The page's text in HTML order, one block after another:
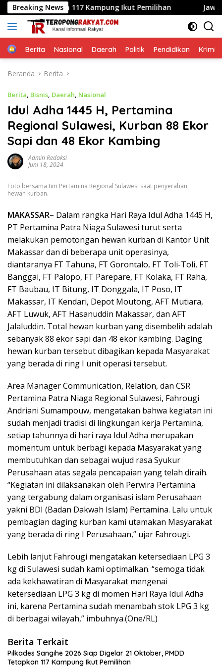
Langsung
ke
konten
Breaking News117 Kampung Ikut Pemilihan Jawab Keluhan
HomeBerita Nasional Daerah Politik Pendidikan
Beranda Berita
Berita, Bisnis, Daerah, Nasional
Idul Adha 1445 H, Pertamina
Regional Sulawesi, Kurban 88 Ekor
Sapi dan 48 Ekor Kambing
Admin Redaksi
Juni 18, 2024
Foto bersama tim Pertamina Regional Sulawesi saat penyerahan
hewan kurban.
MAKASSAR– Dalam rangka Hari Raya Idul Adha 1445 H,
PT Pertamina Patra Niaga Sulawesi turut serta
melakukan pemotongan hewan kurban di Kantor Unit
Makassar dan di beberapa unit operasinya,
diantaranya FT Tahuna, FT Gorontalo, FT Toli-Toli, FT
Banggai, FT Palopo, FT Parepare, FT Kolaka, FT Raha,
FT Baubau, IT Bitung, IT Donggala, IT Poso, IT
Makassar, IT Kendari, Depot Moutong, AFT Mutiara,
AFT Luwuk, AFT Hasanuddin Makassar, dan AFT
Jalaluddin. Total hewan kurban yang disembelih adalah
sebanyak 88 ekor sapi dan 48 ekor kambing. Daging
hewan kurban tersebut dibagikan kepada Masyarakat
yang berada di ring I unit operasi tersebut.
Area Manager Communication, Relation, dan CSR
Pertamina Patra Niaga Regional Sulawesi, Fahrougi
Andriani Sumampouw, mengatakan bahwa kegiatan ini
sudah menjadi tradisi di lingkungan kerja Pertamina,
setiap tahunnya di hari raya Idul Adha merupakan
momentum untuk berbagi kepada Masyarakat yang
membutuhkan dan sebagai wujud rasa Syukur
Perusahaan atas segala pencapaian yang telah diraih.
“Kegiatan ini dilaksanakan oleh Perwira Pertamina
yang tergabung dalam organisasi islam Perusahaan
yakni BDI (Badan Dakwah Islam) Pertamina. Lalu untuk
pembagian daging kurban kami utamakan Masyarakat
yang berada di ring I Perusahaan,” ujar Fahrougi.
Lebih lanjut Fahrougi mengatakan ketersediaan LPG 3
kg di Sulawesi sudah kami optimalkan. “semoga tidak
ada kekhawatiran di Masyarakat mengenai
ketersediaan LPG 3 kg di momen Hari Raya Idul Adha
ini, karena Pertamina sudah menambah stok LPG 3 kg
di berbagai wilayah,” imbuhnya.(One/RL)
Berita Terkait
Pilkades Sangihe 2026 Siap Digelar 21 Oktober, PMDD
Tetapkan 117 Kampung Ikut Pemilihan